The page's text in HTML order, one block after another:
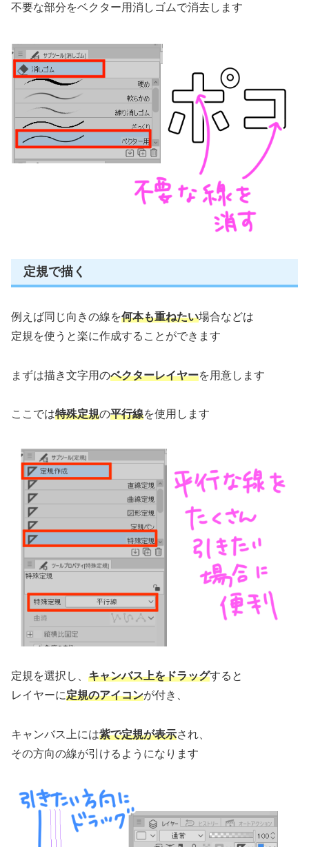
不要な部分をベクター用消しゴムで消去します
定規で描く
例えば同じ向きの線を何本も重ねたい場合などは
定規を使うと楽に作成することができます
まずは描き文字用のベクターレイヤーを用意します
ここでは特殊定規の平行線を使用します
定規を選択し、 キャンバス上をドラッグすると
レイヤーに定規のアイコンが付き、
キャンバス上には紫で定規が表示され、
その方向の線が引けるようになります